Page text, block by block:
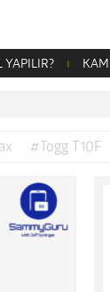
YAPILIR?
#Togg T10F